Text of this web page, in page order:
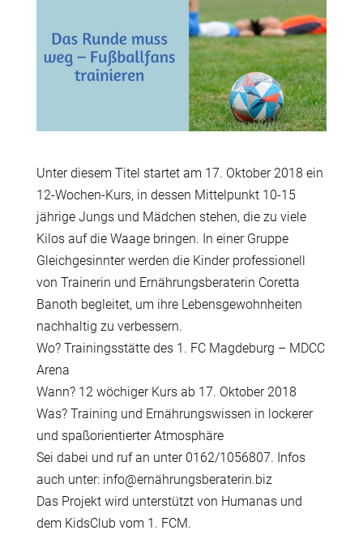
Unter diesem Titel startet am 17. Oktober 2018 ein
12-Wochen-Kurs, in dessen Mittelpunkt 10-15
jährige Jungs und Mädchen stehen, die zu viele
Kilos auf die Waage bringen. In einer Gruppe
Gleichgesinnter werden die Kinder professionell
von Trainerin und Ernährungsberaterin Coretta
Banoth begleitet, um ihre Lebensgewohnheiten
nachhaltig zu verbessern.
Wo? Trainingsstätte des 1. FC Magdeburg – MDCC
Arena
Wann? 12 wöchiger Kurs ab 17. Oktober 2018
Was? Training und Ernährungswissen in lockerer
und spaßorientierter Atmosphäre
Sei dabei und ruf an unter 0162/1056807. Infos
auch unter: info@ernährungsberaterin.biz
Das Projekt wird unterstützt von Humanas und
dem KidsClub vom 1. FCM.